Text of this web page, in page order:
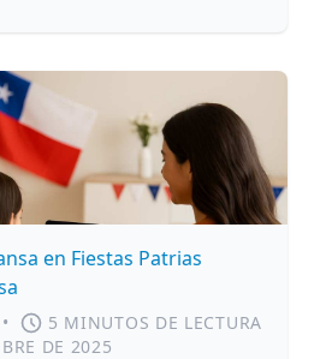
clínica.
en Fiestas Patrias
•
5 MINUTOS DE LECTURA
DE 2025